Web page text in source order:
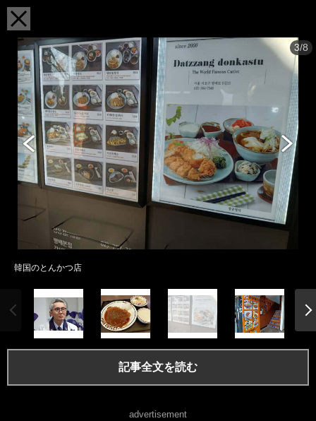
3/8
韓国のとんかつ店
記事全文を読む
advertisement